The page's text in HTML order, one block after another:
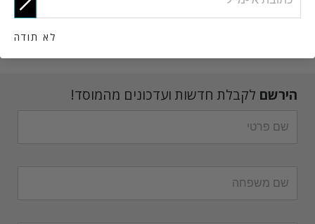
הירשם לקבלת חדשות ועדכונים מהמוסד!
לא תודה